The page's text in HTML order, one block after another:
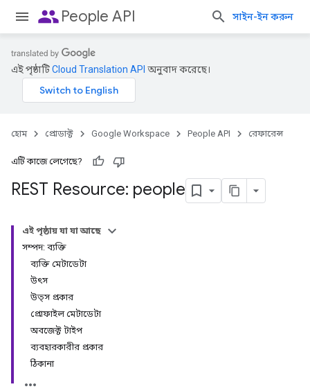
peoplePeople API সাইন-ইন করুন
এই পৃষ্ঠাটিCloud Translation API অনুবাদ করেছে।
হোম প্রোডাক্ট Google Workspace People API রেফারেন্স
এটি কাজে লেগেছে?
REST Resource: people
এই পৃষ্ঠায় যা যা আছে
সম্পদ: ব্যক্তি
ব্যক্তি মেটাডেটা
উৎস
উত্স প্রকার
প্রোফাইল মেটাডেটা
অবজেক্ট টাইপ
ব্যবহারকারীর প্রকার
ঠিকানা